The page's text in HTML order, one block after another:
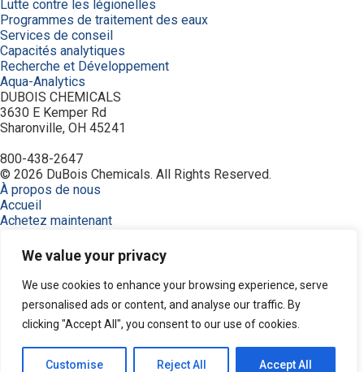
We value your privacy
We use cookies to enhance your browsing experience, serve
personalised ads or content, and analyse our traffic. By
clicking "Accept All", you consent to our use of cookies.
Customise Reject All Accept All
Lutte contre les légionelles
Programmes de traitement des eaux
Services de conseil
Capacités analytiques
Recherche et Développement
Aqua-Analytics
DUBOIS CHEMICALS
3630 E Kemper Rd
Sharonville, OH 45241
800-438-2647
© 2026 DuBois Chemicals. All Rights Reserved.
À propos de nous
Accueil
Achetez maintenant
Contactez-nous
Industries
Politique de confidentialité
Produits
Recherche de produits
Ressources